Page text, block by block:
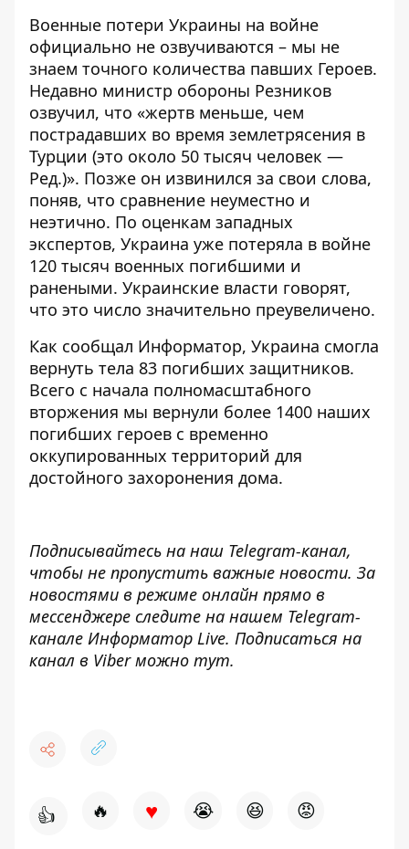
Военные потери Украины на войне
официально не озвучиваются – мы не
знаем точного количества павших Героев.
Недавно министр обороны Резников
озвучил, что «жертв меньше, чем
пострадавших во время землетрясения в
Турции (это около 50 тысяч человек —
Ред.)». Позже он извинился за свои слова,
поняв, что сравнение неуместно и
неэтично. По оценкам западных
экспертов, Украина уже потеряла в войне
120 тысяч военных погибшими и
ранеными. Украинские власти говорят,
что это число значительно преувеличено.
Как сообщал Информатор, Украина смогла
вернуть тела 83 погибших защитников.
Всего с начала полномасштабного
вторжения мы вернули более 1400 наших
погибших героев с временно
оккупированных территорий для
достойного захоронения дома.
Подписывайтесь на наш Telegram-канал,
чтобы не пропустить важные новости. За
новостями в режиме онлайн прямо в
мессенджере следите на нашем Telegram-
канале Информатор Live. Подписаться на
канал в Viber можно тут.
👍 🔥 ♥ 😭 😆 😡